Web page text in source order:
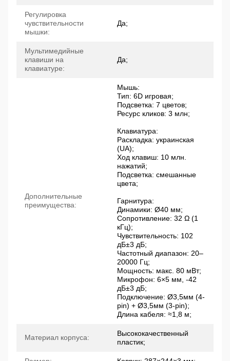
Регулировка
чувствительности
мышки:
Да;
Мультимедийные
клавиши на
клавиатуре:
Да;
Дополнительные
преимущества:
Мышь:
Тип: 6D игровая;
Подсветка: 7 цветов;
Ресурс кликов: 3 млн;
Клавиатура:
Раскладка: украинская
(UA);
Ход клавиш: 10 млн.
нажатий;
Подсветка: смешанные
цвета;
Гарнитура:
Динамики: Ø40 мм;
Сопротивление: 32 Ω (1
кГц);
Чувствительность: 102
дБ±3 дБ;
Частотный диапазон: 20–
20000 Гц;
Мощность: макс. 80 мВт;
Микрофон: 6×5 мм, -42
дБ±3 дБ;
Подключение: Ø3,5мм (4-
pin) + Ø3,5мм (3-pin);
Длина кабеля: ≈1,8 м;
Материал корпуса:
Высококачественный
пластик;